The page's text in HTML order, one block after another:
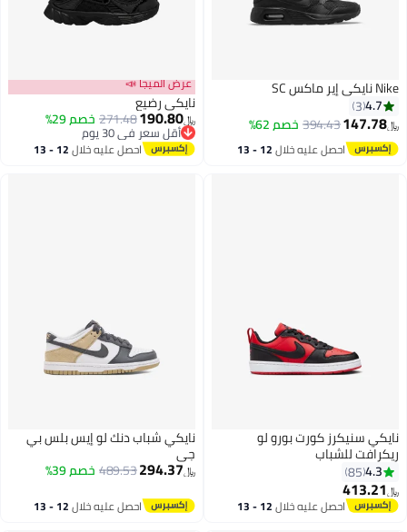
Nike نايكي إير ماكس SC
4.7
3
﷼‏147.78
394.43خصم 62%
احصل عليه خلال 12 - 13
عرض الميجا 📣
نايكي رضيع
﷼‏190.80
271.48خصم 29%
أقل سعر في 30 يوم
أقل سعر في 30 يوماحصل عليه خلال 12 - 13
9
نايكي سنيكرز كورت بورو لو
ريكرافت للشباب
4.3
85
﷼‏ 413.21
احصل عليه خلال 12 - 13
اغسطس
نايكي شباب دنك لو إيس بلس بي
جي
﷼‏294.37
489.53خصم 39%
احصل عليه خلال 12 - 13
اغسطس